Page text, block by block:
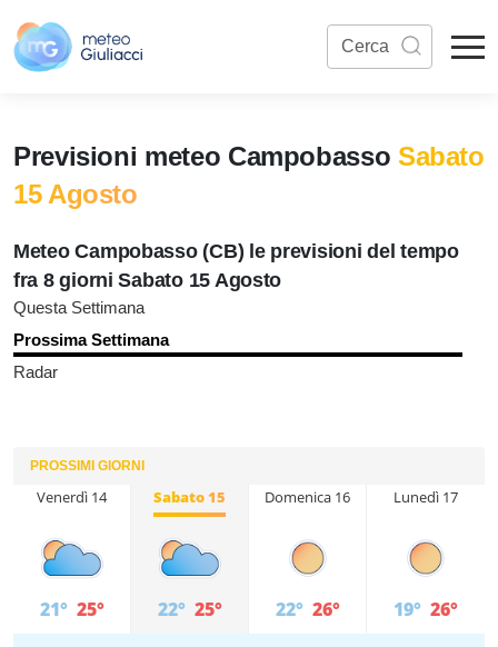
Previsioni meteo Campobasso Sabato
15 Agosto
Meteo Campobasso (CB) le previsioni del tempo
fra 8 giorni Sabato 15 Agosto
Questa Settimana
Prossima Settimana
Radar
PROSSIMI GIORNI
Venerdì 14
21° 25°
Sabato 15
22° 25°
Domenica 16
22° 26°
Lunedì 17
19° 26°